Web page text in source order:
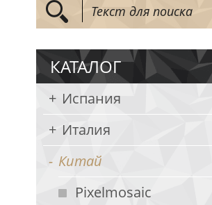
КАТАЛОГ
Испания
Италия
Китай
Pixelmosaic